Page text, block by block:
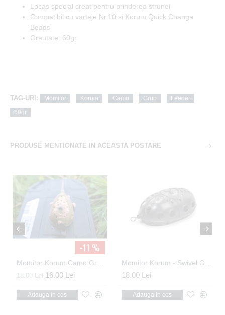
Locas special creat pentru prinderea strunei
Compatibil cu varteje Nr.10 si Korum Quick Change
Beads
Greutate: 60gr
TAG-URI: Momitor Korum Camo Grub
Feeder
60gr
PRODUSE MENTIONATE IN ACEASTA POSTARE
-11 %
18.00 Lei 16.00 Lei
Adauga in cos
18.00 Lei
Adauga in cos